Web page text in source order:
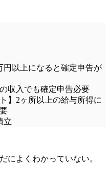
円以上になると確定申告が
収入でも確定申告必要
】2ヶ所以上の給与所得に
立
によくわかっていない。